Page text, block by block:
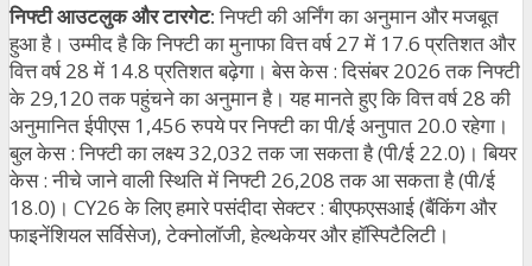
निफ्टी आउटलुक और टारगेट:निफ्टी की अर्निंग का अनुमान और मजबूत
हुआ है। उम्मीद है कि निफ्टी का मुनाफा वित्त वर्ष 27 में 17.6 प्रतिशत और
वित्त वर्ष 28 में 14.8 प्रतिशत बढ़ेगा। बेस केस : दिसंबर 2026 तक निफ्टी
के 29,120 तक पहुंचने का अनुमान है। यह मानते हुए कि वित्त वर्ष 28 की
अनुमानित ईपीएस 1,456 रुपये पर निफ्टी का पी/ई अनुपात 20.0 रहेगा।
बुल केस : निफ्टी का लक्ष्य 32,032 तक जा सकता है (पी/ई 22.0)। बियर
केस : नीचे जाने वाली स्थिति में निफ्टी 26,208 तक आ सकता है (पी/ई
18.0)। CY26 के लिए हमारे पसंदीदा सेक्टर : बीएफएसआई (बैंकिंग और
फाइनेंशियल सर्विसेज), टेक्नोलॉजी, हेल्थकेयर और हॉस्पिटैलिटी।